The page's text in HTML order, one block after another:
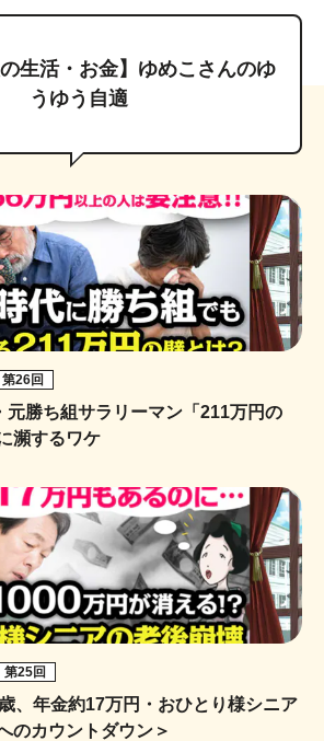
生活・お金】ゆめこさんのゆ
うゆう自適
第26回
元勝ち組サラリーマン「211万円の
瀕するワケ
第25回
、年金約17万円・おひとり様シニア
のカウントダウン＞